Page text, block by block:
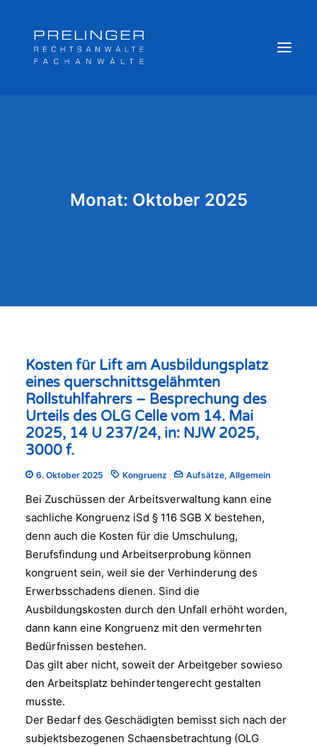
Veröffentlichungen & Archiv
Monat: Oktober 2025
Kosten für Lift am Ausbildungsplatz
eines querschnittsgelähmten
Rollstuhlfahrers – Besprechung des
Urteils des OLG Celle vom 14. Mai
2025, 14 U 237/24, in: NJW 2025,
3000 f.
6. Oktober 2025 Kongruenz Aufsätze, Allgemein
Bei Zuschüssen der Arbeitsverwaltung kann eine
sachliche Kongruenz iSd § 116 SGB X bestehen,
denn auch die Kosten für die Umschulung,
Berufsfindung und Arbeitserprobung können
kongruent sein, weil sie der Verhinderung des
Erwerbsschadens dienen. Sind die
Ausbildungskosten durch den Unfall erhöht worden,
dann kann eine Kongruenz mit den vermehrten
Bedürfnissen bestehen.
Das gilt aber nicht, soweit der Arbeitgeber sowieso
den Arbeitsplatz behindertengerecht gestalten
musste.
Der Bedarf des Geschädigten bemisst sich nach der
subjektsbezogenen Schaensbetrachtung (OLG